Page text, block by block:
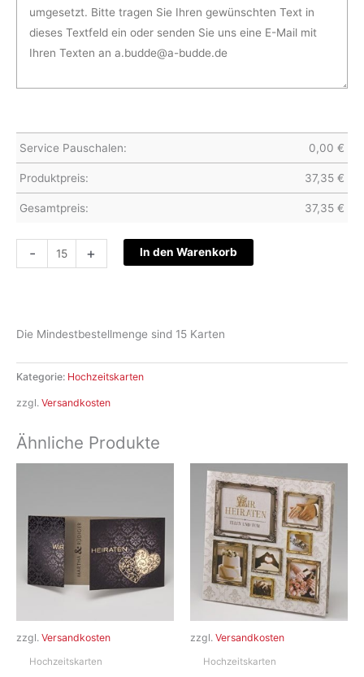
Service Pauschalen: 0,00 €
Produktpreis: 37,35 €
Gesamtpreis: 37,35 €
-
Hochzeitskarte
S22-
+ In den Warenkorb
Die Mindestbestellmenge sind 15 Karten
Kategorie: Hochzeitskarten
zzgl. Versandkosten
Ähnliche Produkte
zzgl. Versandkosten
Hochzeitskarten
zzgl. Versandkosten
Hochzeitskarten